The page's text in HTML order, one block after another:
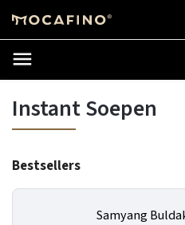
Instant Soepen
Bestsellers
Samyang